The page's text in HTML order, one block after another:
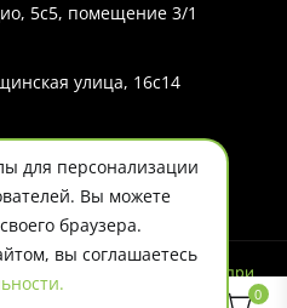
0
5с5, помещение 3/1
улица, 16с14
характер и ни при
публичной офертой.
для персонализации
Вы можете
браузера.
вы соглашаетесь